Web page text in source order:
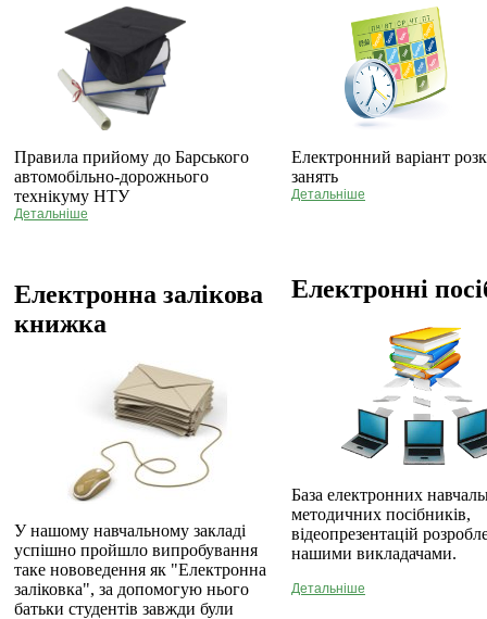
Правила прийому до Барського
автомобільно-дорожнього
технікуму НТУ
Детальніше
Електронна залікова
книжка
У нашому навчальному закладі
успішно пройшло випробування
таке нововедення як "Електронна
заліковка", за допомогую нього
батьки студентів завжди були
Електронний варіант
занять
Детальніше
Електронні
База електронних
методичних посібників,
відеопрезентацій
нашими викладачами.
Детальніше